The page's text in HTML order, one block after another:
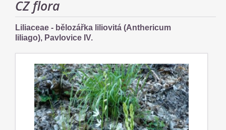
CZ flora
Liliaceae - bělozářka liliovitá (Anthericum
liliago), Pavlovice IV.